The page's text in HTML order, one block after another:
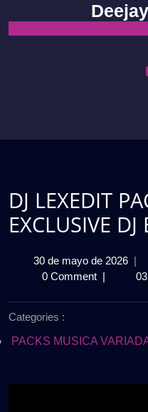
content
DJ LEXEDIT
EXCLUSIVE
30 de mayo de 202630
de
|
0 Comment |
Categories :
PACKS MUSICA